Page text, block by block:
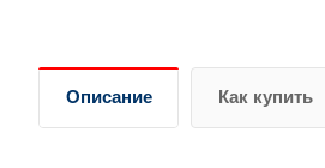
Описание Как купить